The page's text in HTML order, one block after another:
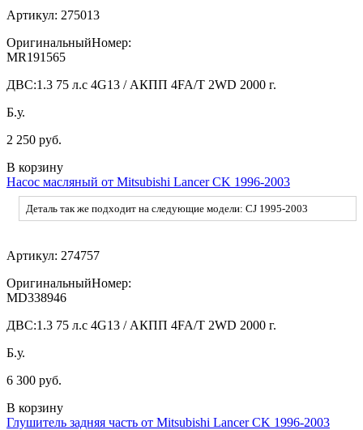
Артикул: 275013
ОригинальныйНомер:
MR191565
ДВС:1.3 75 л.с 4G13 / АКПП 4FA/T 2WD 2000 г.
Б.у.
2 250 руб.
В корзину
Насос масляный от Mitsubishi Lancer CK 1996-2003
Деталь так же подходит на следующие модели: CJ 1995-2003
Артикул: 274757
ОригинальныйНомер:
MD338946
ДВС:1.3 75 л.с 4G13 / АКПП 4FA/T 2WD 2000 г.
Б.у.
6 300 руб.
В корзину
Глушитель задняя часть от Mitsubishi Lancer CK 1996-2003